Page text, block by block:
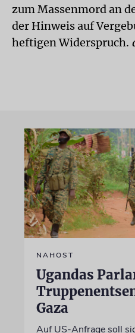
zum Massenmord an
der Hinweis auf
heftigen Widerspruch.
NAHOST
Ugandas
Gaza
Auf US-Anfrage soll